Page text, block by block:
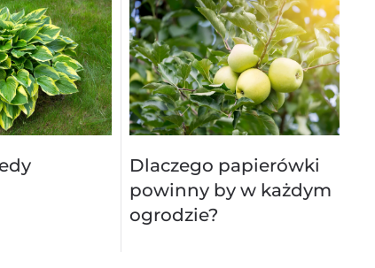
Dlaczego papierówki
powinny by w każdym
ogrodzie?